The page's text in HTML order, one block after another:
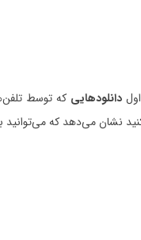
دانلودهایی که توسط
نشان می‌دهد که